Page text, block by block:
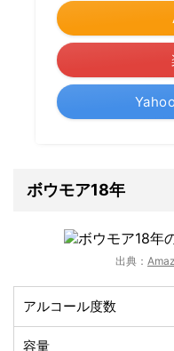
ボウモア18年
出典：
アルコール度数
容量